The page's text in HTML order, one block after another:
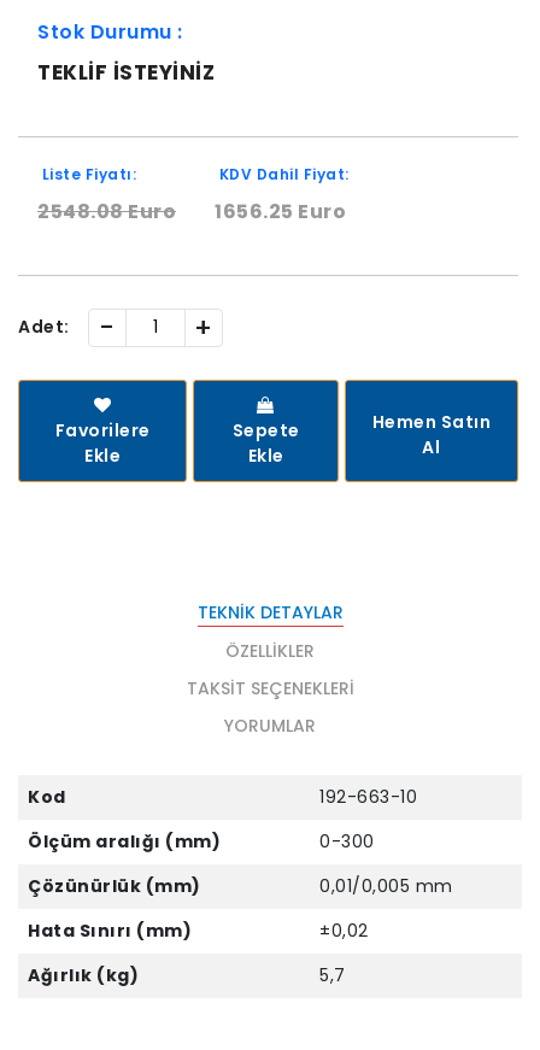
Stok Durumu :
TEKLIF ISTEYINIZ
Liste Fiyatı:
2548.08 Euro
KDV Dahil Fiyat:
1656.25 Euro
Adet: - +
Favorilere
Ekle
Sepete
Ekle
Hemen Satın
Al
TEKNIK DETAYLAR
ÖZELLIKLER
TAKSIT SEÇENEKLERI
YORUMLAR
Kod
192-663-10
Ölçüm aralığı (mm)
0-300
Çözünürlük (mm)
0,01/0,005 mm
Hata Sınırı (mm)
±0,02
Ağırlık (kg)
5,7